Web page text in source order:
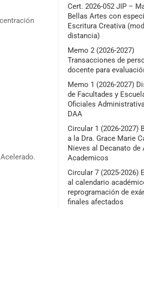
Cert. 2026-052 JIP –
Bellas Artes con
Escritura Creativa
distancia)
Memo 2 (2026-2027)
Transacciones de
docente para
Memo 1 (2026-2027)
de Facultades y
Oficiales
DAA
Circular 1 (2026-2027)
a la Dra. Grace Marie
Nieves al Decanato de
Academicos
Circular 7 (2025-2026)
al calendario
reprogramación de
finales afectados